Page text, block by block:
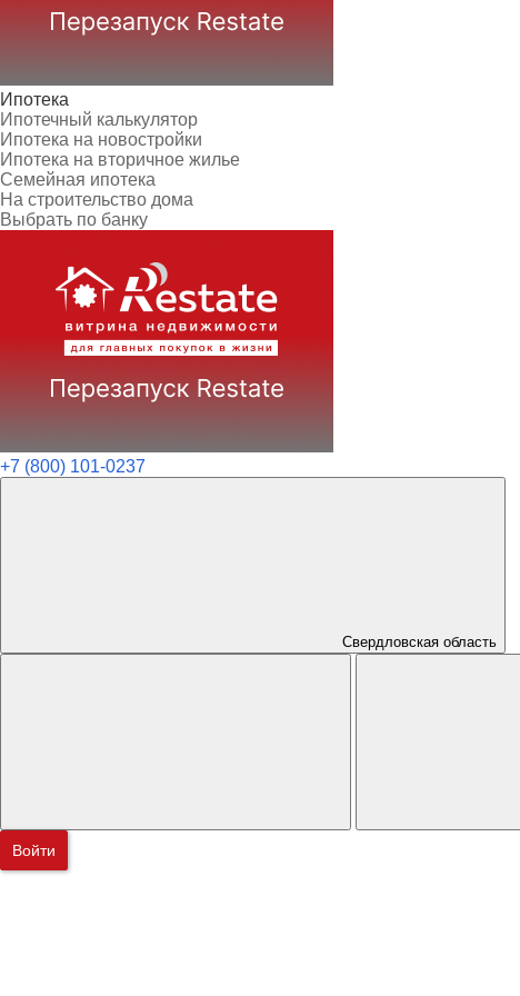
Ипотека
Ипотечный калькулятор
Ипотека на новостройки
Ипотека на вторичное жилье
Семейная ипотека
На строительство дома
Выбрать по банку
+7 (800) 101-0237
Свердловская область
Войти